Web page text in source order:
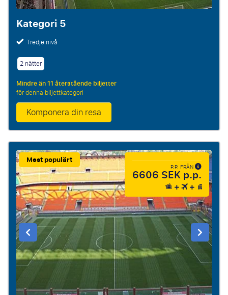
Kategori 5
Tredje nivå
2 nätter
Mindre än 11 återstående biljetter
för denna biljettkategori
Komponera din resa
Mest populärt
P.P. FRÅN
6606 SEK p.p.